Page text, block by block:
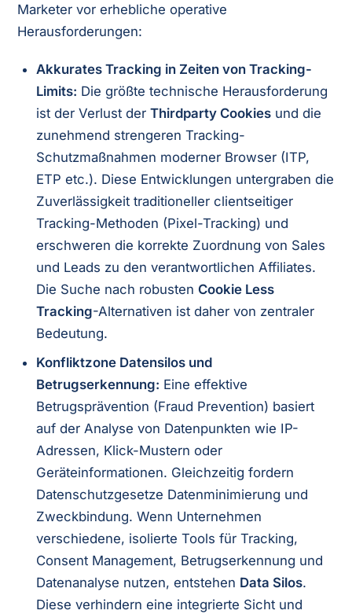
Marketer vor erhebliche operative
Herausforderungen:
Akkurates Tracking in Zeiten von Tracking-
Limits: Die größte technische Herausforderung
ist der Verlust derThirdparty Cookies und die
zunehmend strengeren Tracking-
Schutzmaßnahmen moderner Browser (ITP,
ETP etc.). Diese Entwicklungen untergraben die
Zuverlässigkeit traditioneller clientseitiger
Tracking-Methoden (Pixel-Tracking) und
erschweren die korrekte Zuordnung von Sales
und Leads zu den verantwortlichen Affiliates.
Die Suche nach robustenCookie Less
Tracking-Alternativen ist daher von zentraler
Bedeutung.
Konfliktzone Datensilos und
Betrugserkennung: Eine effektive
Betrugsprävention (Fraud Prevention) basiert
auf der Analyse von Datenpunkten wie IP-
Adressen, Klick-Mustern oder
Geräteinformationen. Gleichzeitig fordern
Datenschutzgesetze Datenminimierung und
Zweckbindung. Wenn Unternehmen
verschiedene, isolierte Tools für Tracking,
Consent Management, Betrugserkennung und
Datenanalyse nutzen, entstehen Data Silos.
Diese verhindern eine integrierte Sicht und